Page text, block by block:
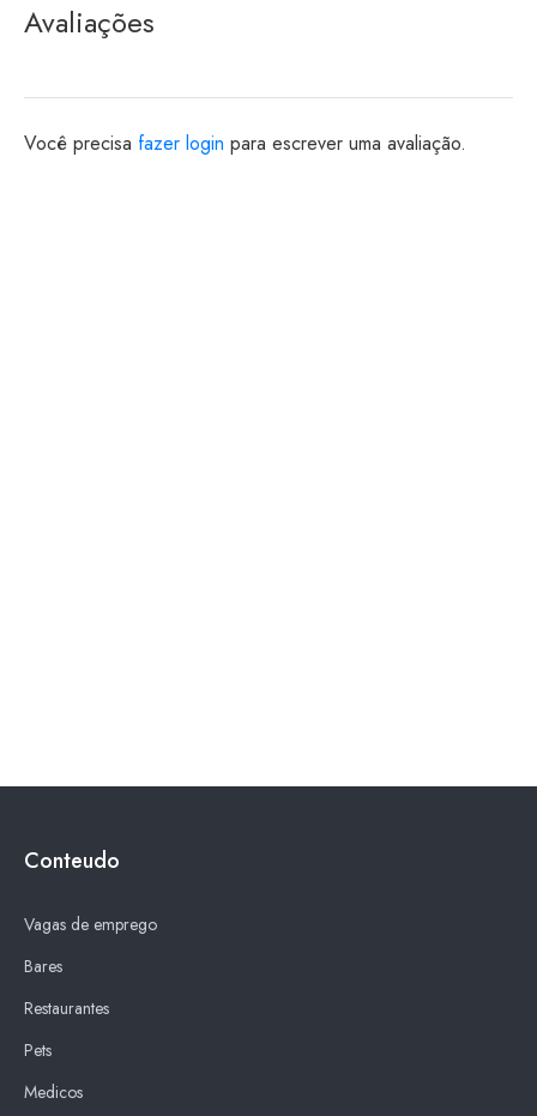
Avaliações
Você precisa fazer login para escrever uma avaliação.
Conteudo
Vagas de emprego
Bares
Restaurantes
Pets
Medicos